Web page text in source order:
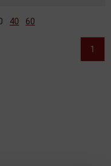
40 60
1